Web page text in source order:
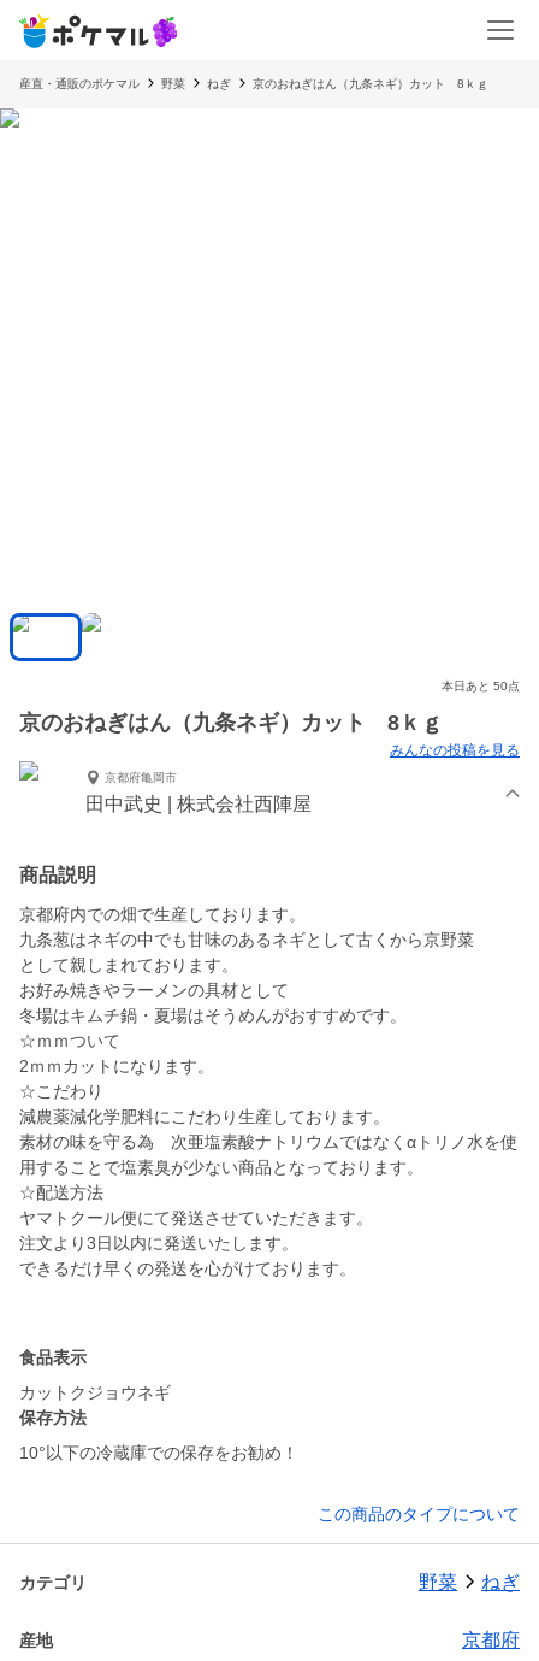
産直・通販のポケマル 野菜 ねぎ 京のおねぎはん（九条ネギ）カット 8ｋｇ
本日あと 50点
京のおねぎはん（九条ネギ）カット 8ｋｇ
みんなの投稿を見る
京都府亀岡市
田中武史 | 株式会社西陣屋
商品説明
京都府内での畑で生産しております。
九条葱はネギの中でも甘味のあるネギとして古くから京野菜
として親しまれております。
お好み焼きやラーメンの具材として
冬場はキムチ鍋・夏場はそうめんがおすすめです。
☆ｍｍついて
2ｍｍカットになります。
☆こだわり
減農薬減化学肥料にこだわり生産しております。
素材の味を守る為 次亜塩素酸ナトリウムではなくαトリノ水を使
用することで塩素臭が少ない商品となっております。
☆配送方法
ヤマトクール便にて発送させていただきます。
注文より3日以内に発送いたします。
できるだけ早くの発送を心がけております。
食品表示
カットクジョウネギ
保存方法
10°以下の冷蔵庫での保存をお勧め！
この商品のタイプについて
カテゴリ 野菜 ねぎ
産地 京都府